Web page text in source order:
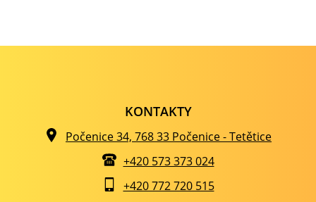
KONTAKTY
Počenice 34, 768 33 Počenice - Tetětice
+420 573 373 024
+420 772 720 515